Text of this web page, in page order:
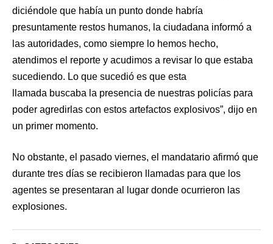
diciéndole que había un punto donde habría
presuntamente restos humanos, la ciudadana informó a
las autoridades, como siempre lo hemos hecho,
atendimos el reporte y acudimos a revisar lo que estaba
sucediendo. Lo que sucedió es que esta
llamada buscaba la presencia de nuestras policías para
poder agredirlas con estos artefactos explosivos”, dijo en
un primer momento.
No obstante, el pasado viernes, el mandatario afirmó que
durante tres días se recibieron llamadas para que los
agentes se presentaran al lugar donde ocurrieron las
explosiones.